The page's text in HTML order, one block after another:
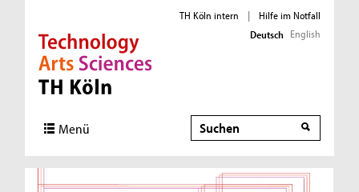
Direkt zur Hauptnavigation
Direkt zur Subnavigation
Direkt zum Inhalt
Direkt zum Fußbereich
TH Köln intern |
Hilfe im Notfall
Deutsch English
Menü Suche